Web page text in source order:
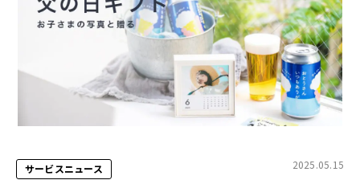
サービスニュース 2025.05.15